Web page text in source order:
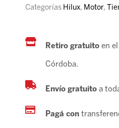
Categorías Hilux, Motor,
Retiro gratuito en
Córdoba.
Envío gratuitoa
Pagá con